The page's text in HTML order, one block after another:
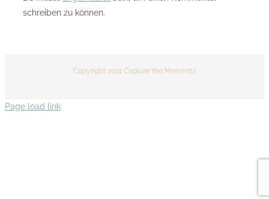
schreiben zu können.
Copyright 2021 Capture the Moments
Page load link